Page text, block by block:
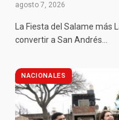
agosto 7, 2026
La Fiesta del Salame más
convertir a San Andrés…
NACIONALES